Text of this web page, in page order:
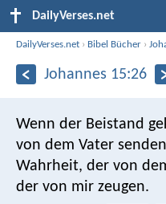
DailyVerses.net
DailyVerses.net › Bibel Bücher ›
Johannes 15:26
Wenn der Beistand
von dem Vater
Wahrheit, der von
der von mir zeugen.